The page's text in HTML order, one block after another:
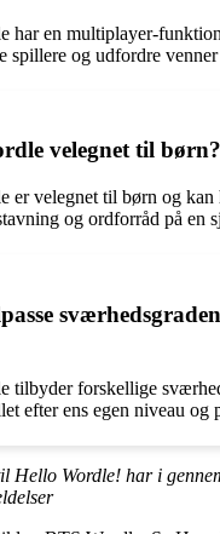
har en multiplayer-
spillere og udfordre
velegnet til børn?
er velegnet til børn og
og ordforråd på en
tilbyder forskellige
efter ens egen niveau og
Hello Wordle! har i